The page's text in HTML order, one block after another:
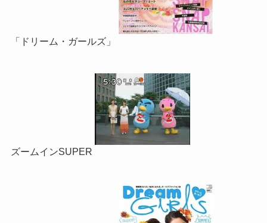
「ドリーム・ガールズ」
ズームインSUPER